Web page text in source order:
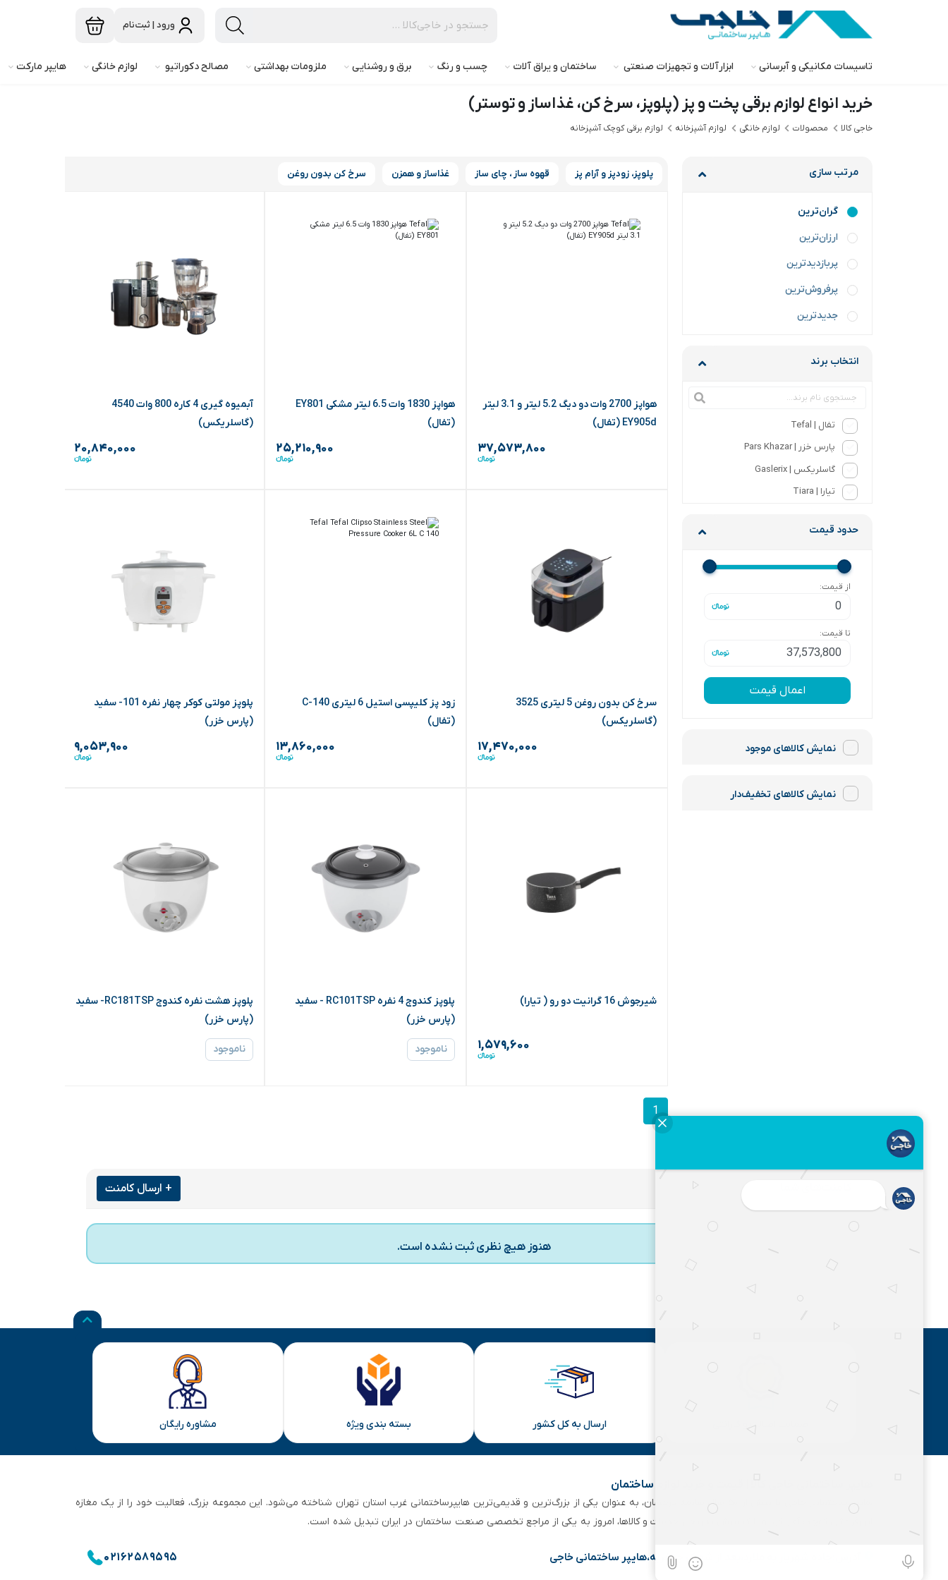
ورود | ثبت‌نام
تاسیسات مکانیکی و آبرسانی ابزارآلات و تجهیزات صنعتی ساختمان و یراق آلات چسب و رنگ برق و روشنایی ملزومات بهداشتی مصالح دکوراتیو لوازم خانگی هایپر مارکت
خرید انواع لوازم برقی پخت و پز (پلوپز، سرخ کن، غذاساز و توستر)
خاجی‌ کالا محصولات لوازم خانگی لوازم آشپزخانه لوازم برقی کوچک آشپزخانه
مرتب سازی
گران‌ترین
ارزان‌ترین
پربازدیدترین
پرفروش‌ترین
جدیدترین
انتخاب برند
تفال | Tefal
پارس خزر | Pars Khazar
گاسلریکس | Gaslerix
تیارا | Tiara
حدود قیمت
از قیمت:
تا قیمت:
اعمال قیمت
نمایش کالاهای موجود
نمایش کالاهای تخفیف‌دار
پلوپز، زودپز و آرام پز قهوه ساز ، چای ساز غذاساز و همزن سرخ کن بدون روغن
هواپز 2700 وات دو دیگ 5.2 لیتر و 3.1 لیتر
EY905d (تفال)
۳۷,۵۷۳,۸۰۰
هواپز 1830 وات 6.5 لیتر مشکی EY801
(تفال)
۲۵,۲۱۰,۹۰۰
آبمیوه گیری 4 کاره 800 وات 4540
(گاسلریکس)
۲۰,۸۴۰,۰۰۰
سرخ کن بدون روغن 5 لیتری 3525
(گاسلریکس)
۱۷,۴۷۰,۰۰۰
زود پز کلیپسی استیل 6 لیتری C-140
(تفال)
۱۳,۸۶۰,۰۰۰
پلوپز مولتی کوکر چهار نفره 101- سفید
(پارس خزر)
۹,۰۵۳,۹۰۰
شیرجوش 16 گرانیت دو رو ( تیارا)
۱,۵۷۹,۶۰۰
پلوپز کندوج 4 نفره RC101TSP - سفید
(پارس خزر)
ناموجود
پلوپز هشت نفره کندوج RC181TSP- سفید
(پارس خزر)
ناموجود
1
+ ارسال کامنت
هنوز هیچ نظری ثبت نشده است.
ضمانت اصالت و گارانتی ارسال به کل کشور بسته بندی ویژه مشاوره رایگان
هایپر ساختمانی خاجی‌ کالا | قیمت و خرید لوازم ساختمان
هایپر ساختمانی خاجی‌ با بیش از ۵۰ سال سابقه‌ درخشان، به عنوان یکی از بزرگ‌ترین و قدیمی‌ترین هایپرساختمانی‌ غرب استان تهران شناخته می‌شود. این مجموعه بزرگ، فعالیت خود را از یک مغازه
ابزارفروشی کوچک آغاز کرد و با گسترش تدریجی خدمات و کالاها، امروز به یکی از مراجع تخصصی صنعت ساختمان در ایران تبدیل شده است.
آدرس:جاده شهریار به ملارد،بعد از شهرک جعفریه،هایپر ساختمانی خاجی ۰۲۱۶۲۵۸۹۵۹۵